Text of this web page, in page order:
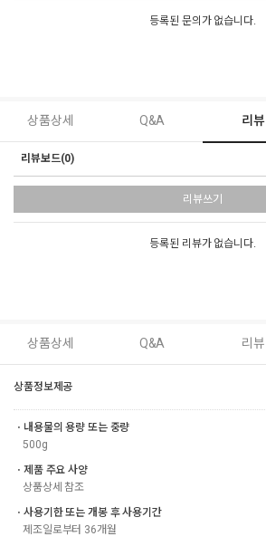
등록된 문의가 없습니다.
상품상세 Q&A 리뷰
리뷰보드(0)
리뷰쓰기
등록된 리뷰가 없습니다.
상품상세 Q&A 리뷰
상품정보제공
ㆍ내용물의 용량 또는 중량
500g
ㆍ제품 주요 사양
상품상세 참조
ㆍ사용기한 또는 개봉 후 사용기간
제조일로부터 36개월